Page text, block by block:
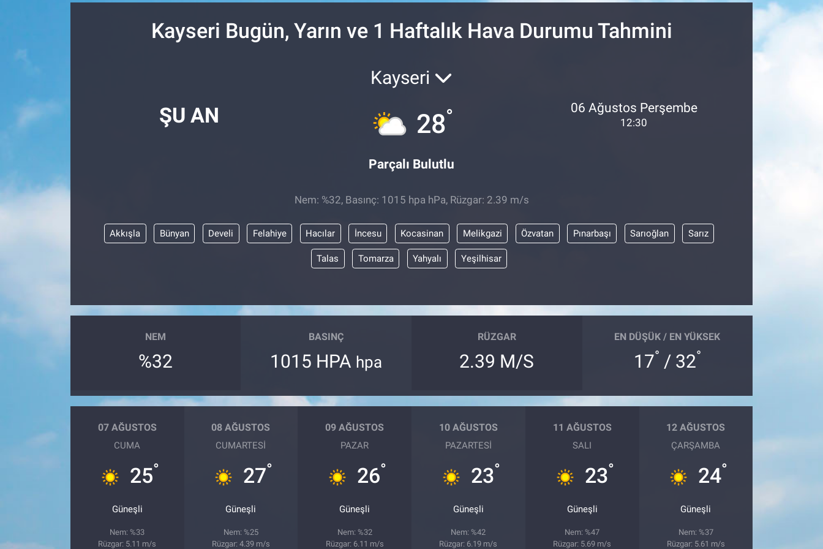
Kayseri Bugün, Yarın ve 1 Haftalık Hava Durumu Tahmini
ŞU AN
Kayseri
28°
Parçalı Bulutlu
06 Ağustos Perşembe
12:30
Nem: %32, Basınç: 1015 hpa hPa, Rüzgar: 2.39 m/s
Akkışla Bünyan Develi Felahiye Hacılar İncesu Kocasinan Melikgazi Özvatan Pınarbaşı Sarıoğlan Sarız
Talas Tomarza Yahyalı Yeşilhisar
NEM
%32
BASINÇ
1015 HPA hpa
RÜZGAR
2.39 M/S
EN DÜŞÜK / EN YÜKSEK
17° / 32°
07 AĞUSTOS
CUMA
25°
Güneşli
Nem: %33
Rüzgar: 5.11 m/s
08 AĞUSTOS
CUMARTESI
27°
Güneşli
Nem: %25
Rüzgar: 4.39 m/s
09 AĞUSTOS
PAZAR
26°
Güneşli
Nem: %32
Rüzgar: 6.11 m/s
10 AĞUSTOS
PAZARTESI
23°
Güneşli
Nem: %42
Rüzgar: 6.19 m/s
11 AĞUSTOS
SALI
23°
Güneşli
Nem: %47
Rüzgar: 5.69 m/s
12 AĞUSTOS
ÇARŞAMBA
24°
Güneşli
Nem: %37
Rüzgar: 5.61 m/s